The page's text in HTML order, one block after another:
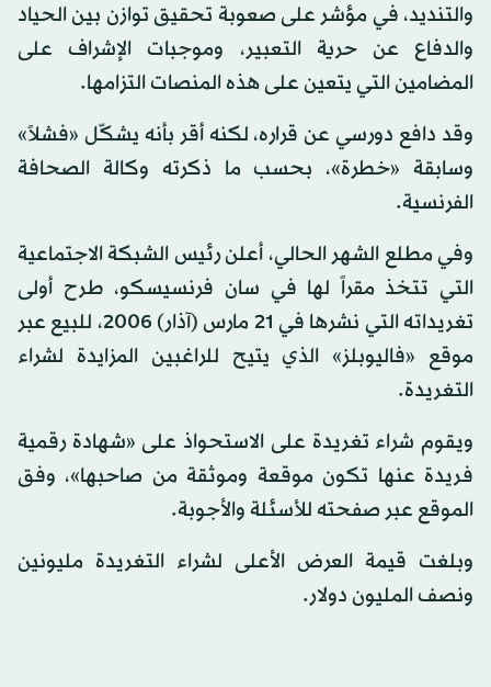
والتنديد، في مؤشر على صعوبة تحقيق توازن بين الحياد
والدفاع عن حرية التعبير، وموجبات الإشراف على
المضامين التي يتعين على هذه المنصات التزامها.
وقد دافع دورسي عن قراره، لكنه أقر بأنه يشكّل «فشلاً»
وسابقة «خطرة»، بحسب ما ذكرته وكالة الصحافة
الفرنسية.
وفي مطلع الشهر الحالي، أعلن رئيس الشبكة الاجتماعية
التي تتخذ مقراً لها في سان فرنسيسكو، طرح أولى
تغريداته التي نشرها في 21 مارس (آذار) 2006، للبيع عبر
موقع «فاليوبلز» الذي يتيح للراغبين المزايدة لشراء
التغريدة.
ويقوم شراء تغريدة على الاستحواذ على «شهادة رقمية
فريدة عنها تكون موقعة وموثقة من صاحبها»، وفق
الموقع عبر صفحته للأسئلة والأجوبة.
وبلغت قيمة العرض الأعلى لشراء التغريدة مليونين
ونصف المليون دولار.